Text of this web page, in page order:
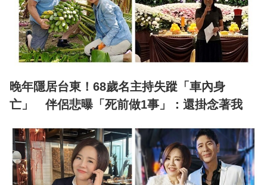
晚年隱居台東！68歲名主持失蹤「車內身
亡」 伴侶悲曝「死前做1事」：還掛念著我